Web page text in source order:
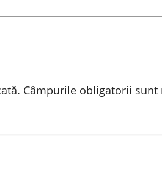
Câmpurile obligatorii sunt